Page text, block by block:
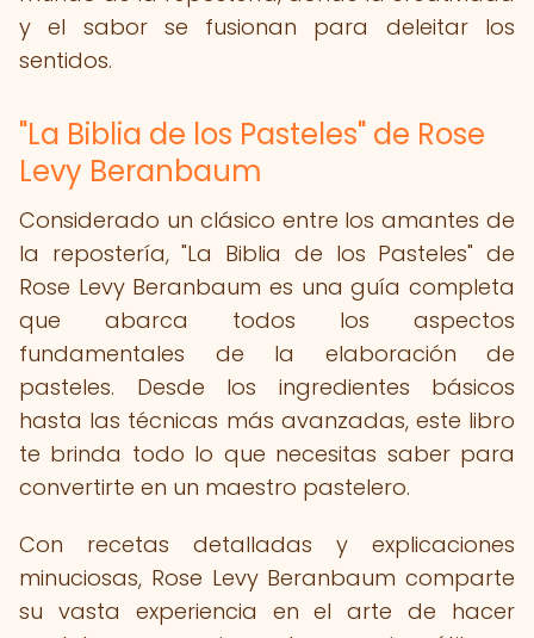
y el sabor se fusionan para deleitar los
sentidos.
"La Biblia de los Pasteles" de Rose
Levy Beranbaum
Considerado un clásico entre los amantes de
la repostería, "La Biblia de los Pasteles" de
Rose Levy Beranbaum es una guía completa
que abarca todos los aspectos
fundamentales de la elaboración de
pasteles. Desde los ingredientes básicos
hasta las técnicas más avanzadas, este libro
te brinda todo lo que necesitas saber para
convertirte en un maestro pastelero.
Con recetas detalladas y explicaciones
minuciosas, Rose Levy Beranbaum comparte
su vasta experiencia en el arte de hacer